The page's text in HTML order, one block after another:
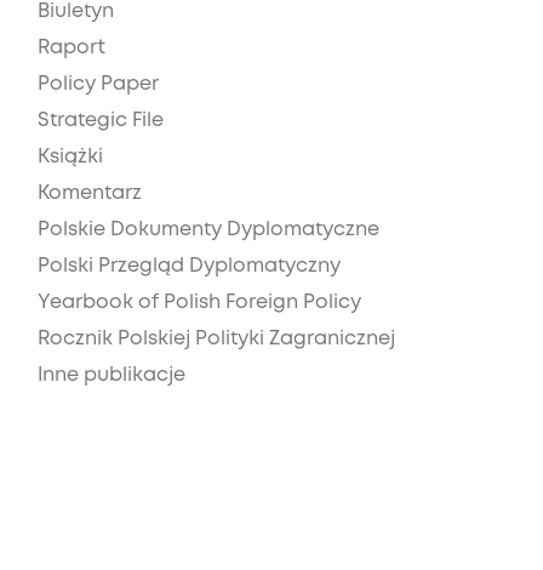
Biuletyn
Raport
Policy Paper
Strategic File
Książki
Komentarz
Polskie Dokumenty Dyplomatyczne
Polski Przegląd Dyplomatyczny
Yearbook of Polish Foreign Policy
Rocznik Polskiej Polityki Zagranicznej
Inne publikacje